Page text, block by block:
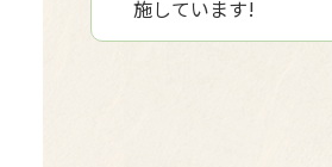
施しています!